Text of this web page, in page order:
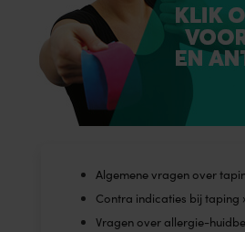
Algemene vragen over
Contra indicaties bij taping
Vragen over allergie-